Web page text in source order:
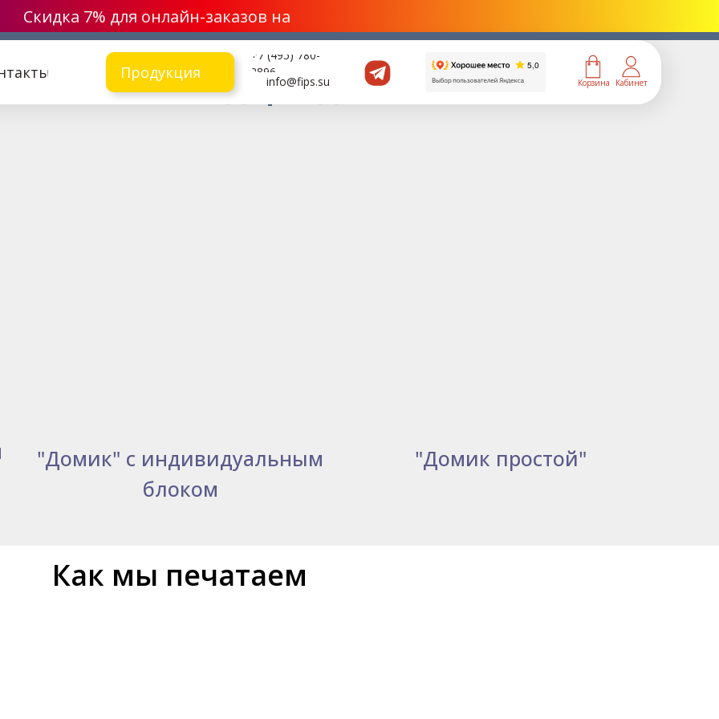
Скидка 7% для онлайн-заказов на
сайте
Продукция
+7 (495) 780-
2896
info@fips.su Кабинет
Корзина
Квартальный 3 в 1 Настольный "Домик"
"Домик простой"
"Домик" с индивидуальным
блоком
календари домики
Как мы печатаем